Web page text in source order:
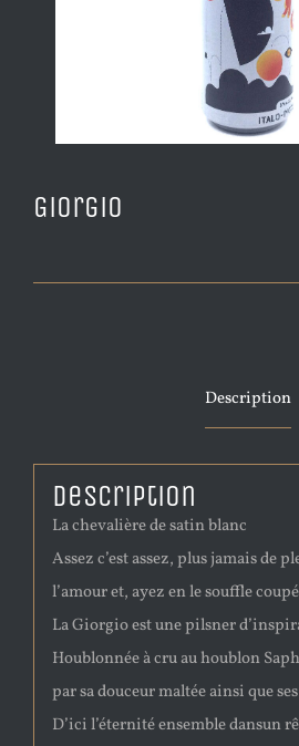
Giorgio
Description
Description
La chevalière de satin blanc
Assez c’est assez, plus jamais de
l’amour et, ayez en le souffle
La Giorgio est une pilsner
Houblonnée à cru au houblon
par sa douceur maltée ainsi que
D’ici l’éternité ensemble dansun